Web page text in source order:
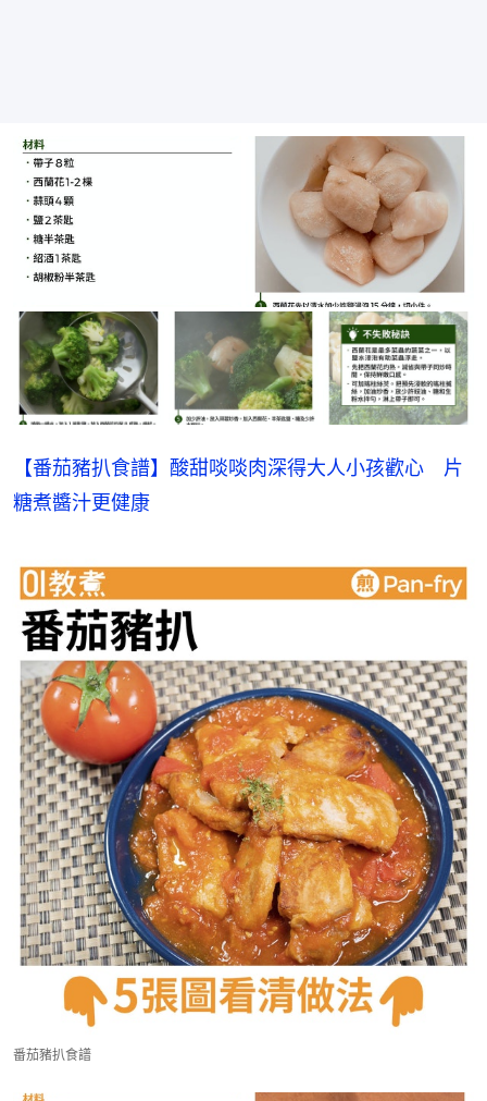
【番茄豬扒食譜】酸甜啖啖肉深得大人小孩歡心　片
糖煮醬汁更健康
番茄豬扒食譜